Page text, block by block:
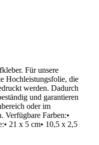
Für unsere
Hochleistungsfolie, die
werden. Dadurch
und garantieren
oder im
Verfügbare Farben:•
21 x 5 cm• 10,5 x 2,5